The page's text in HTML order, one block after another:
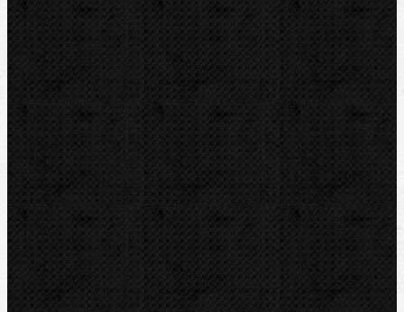
Elektomontážní nářadí
Lokalizace a trasování
Značky
RIDGID
BERNZOMATIC
NIPO